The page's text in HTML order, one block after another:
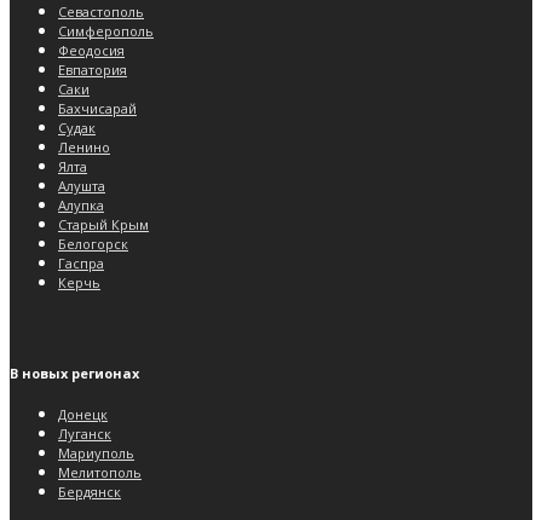
Севастополь
Симферополь
Феодосия
Евпатория
Саки
Бахчисарай
Судак
Ленино
Ялта
Алушта
Алупка
Старый Крым
Белогорск
Гаспра
Керчь
В новых регионах
Донецк
Луганск
Мариуполь
Мелитополь
Бердянск